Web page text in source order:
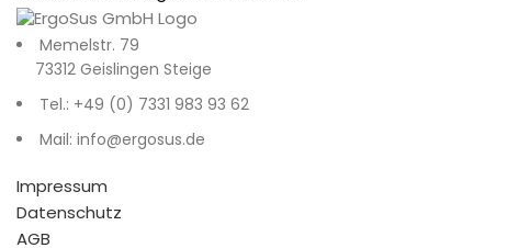
Memelstr. 79
73312 Geislingen Steige
Tel.: +49 (0) 7331 983 93 62
Mail: info@ergosus.de
Impressum
Datenschutz
AGB